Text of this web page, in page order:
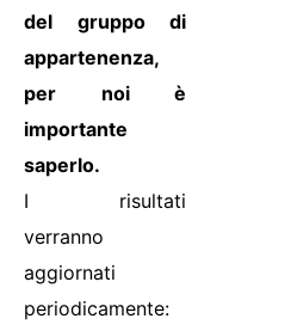
del gruppo di
appartenenza,
per noi è
importante
saperlo.
I risultati
verranno
aggiornati
periodicamente: